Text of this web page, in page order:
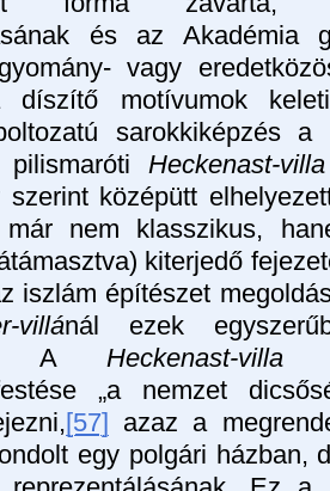
és az Akadémia
vagy
díszítő motívumok
sarokkiképzés a
Heckenast-villa
szerint középütt
már nem klasszikus,
kiterjedő
iszlám építészet
villánál ezek
A Heckenast-villa
„a nemzet
[57] azaz a
egy polgári házban,